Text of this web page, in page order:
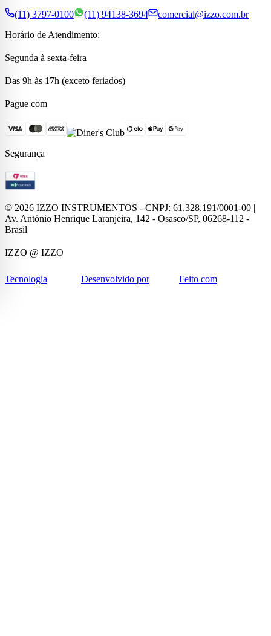
(11) 3797-0100 (11) 94138-3694
comercial@izzo.com.br
Horário de Atendimento:
Segunda à sexta-feira
Das 9h às 17h (exceto feriados)
Pague com
Segurança
© 2026 IZZO INSTRUMENTOS - CNPJ: 61.328.191/0001-00 |
Av. Antônio Henrique Laranjeira, 142 - Osasco/SP, 06268-112 -
Brasil
IZZO @ IZZO
Tecnologia Desenvolvido por Feito com